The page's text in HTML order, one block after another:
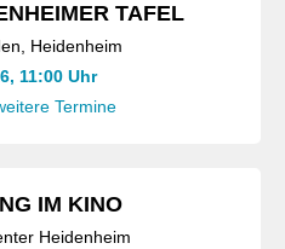
TAFEL
Heidenheim
11:00 Uhr
Termine
IM KINO
Heidenheim